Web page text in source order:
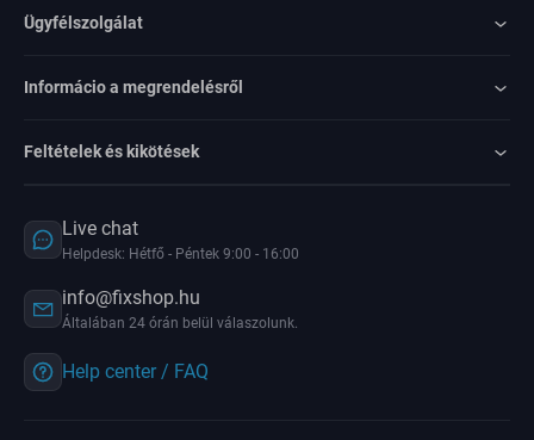
Ügyfélszolgálat
Informácio a megrendelésről
Feltételek és kikötések
Live chat
Helpdesk: Hétfő - Péntek 9:00 - 16:00
info@fixshop.hu
Általában 24 órán belül válaszolunk.
Help center / FAQ